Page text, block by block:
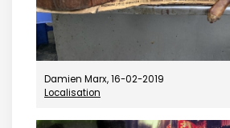
Damien Marx, 16-02-2019
Localisation